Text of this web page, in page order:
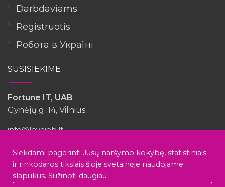
Darbdaviams
Registruotis
Робота в Україні
SUSISIEKIME
Fortune IT, UAB
Gynėjų g. 14, Vilnius
info@lovejob.lt
Siekdami pagerinti Jūsų naršymo kokybę, statistiniais
ir rinkodaros tikslais šioje svetainėje naudojame
slapukus. Sužinoti daugiau